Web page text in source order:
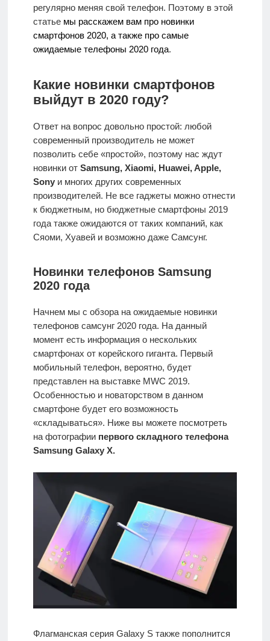
регулярно меняя свой телефон. Поэтому в этой
статье мы расскажем вам про новинки
смартфонов 2020, а также про самые
ожидаемые телефоны 2020 года.
Какие новинки смартфонов
выйдут в 2020 году?
Ответ на вопрос довольно простой: любой
современный производитель не может
позволить себе «простой», поэтому нас ждут
новинки от Samsung, Xiaomi, Huawei, Apple,
Sonyи многих других современных
производителей. Не все гаджеты можно отнести
к бюджетным, но бюджетные смартфоны 2019
года также ожидаются от таких компаний, как
Сяоми, Хуавей и возможно даже Самсунг.
Новинки телефонов Samsung
2020 года
Начнем мы с обзора на ожидаемые новинки
телефонов самсунг 2020 года. На данный
момент есть информация о нескольких
смартфонах от корейского гиганта. Первый
мобильный телефон, вероятно, будет
представлен на выставке MWC 2019.
Особенностью и новаторством в данном
смартфоне будет его возможность
«складываться». Ниже вы можете посмотреть
на фотографии первого складного телефона
Samsung Galaxy Х.
Флагманская серия Galaxy S также пополнится